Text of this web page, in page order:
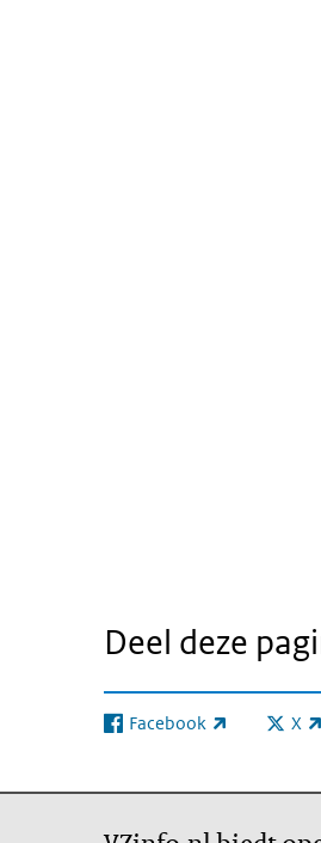
Deel deze
Facebook
(externe link) X